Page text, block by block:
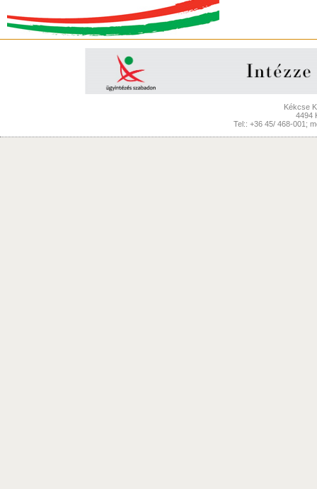
Kékcse
4494
Tel:: +36 45/ 468-001;